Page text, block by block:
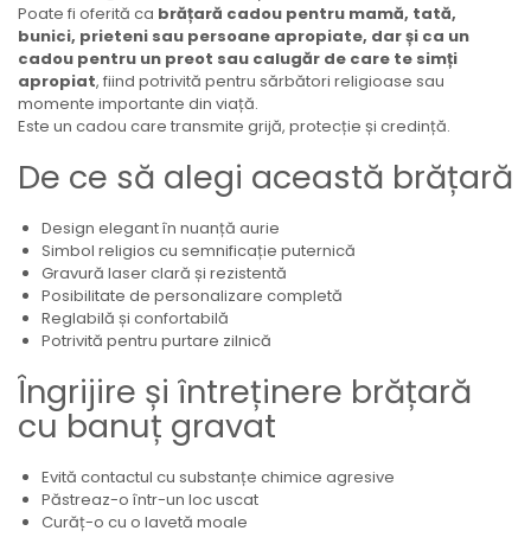
Poate fi oferită ca brățară cadou pentru mamă, tată,
bunici, prieteni sau persoane apropiate, dar și ca un
cadou pentru un preot sau calugăr de care te simți
apropiat, fiind potrivită pentru sărbători religioase sau
momente importante din viață.
Este un cadou care transmite grijă, protecție și credință.
De ce să alegi această brățară
Design elegant în nuanță aurie
Simbol religios cu semnificație puternică
Gravură laser clară și rezistentă
Posibilitate de personalizare completă
Reglabilă și confortabilă
Potrivită pentru purtare zilnică
Îngrijire și întreținere brățară
cu banuț gravat
Evită contactul cu substanțe chimice agresive
Păstreaz-o într-un loc uscat
Curăț-o cu o lavetă moale